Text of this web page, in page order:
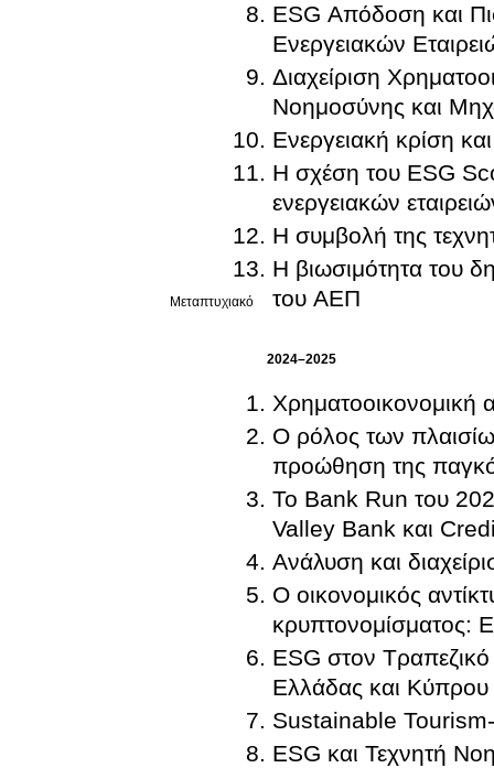
Μεταπτυχιακό
ESG Απόδοση και
Ενεργειακών
Διαχείριση
Νοημοσύνης και
Ενεργειακή κρίση
Η σχέση του ESG
ενεργειακών
Η συμβολή της
Η βιωσιμότητα του
του ΑΕΠ
2024–2025
Ο ρόλος των
προώθηση της
Το Bank Run του
Valley Bank και
Ανάλυση και
Ο οικονομικός
κρυπτονομίσματος:
ESG στον
Ελλάδας και Κύπρου
Sustainable
ESG και Τεχνητή